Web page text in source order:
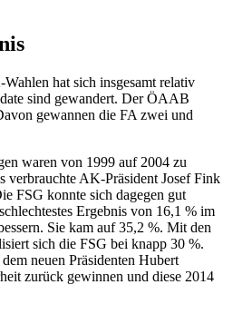
hat sich insgesamt relativ
sind gewandert. Der ÖAAB
gewannen die FA zwei und
waren von 1999 auf 2004 zu
verbrauchte AK-Präsident Josef Fink
FSG konnte sich dagegen gut
Ergebnis von 16,1 % im
Sie kam auf 35,2 %. Mit den
sich die FSG bei knapp 30 %.
neuen Präsidenten Hubert
zurück gewinnen und diese 2014